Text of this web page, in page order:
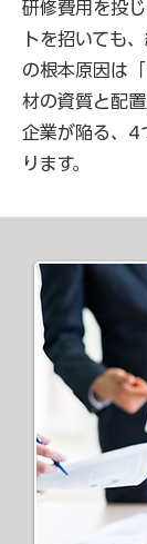
研修費用を投
トを招いても
の根本原因は
材の資質と配
企業が陥る、4
ります。